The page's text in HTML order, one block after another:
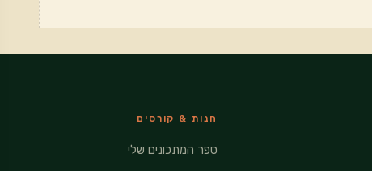
חנות & קורסים
ספר המתכונים שלי